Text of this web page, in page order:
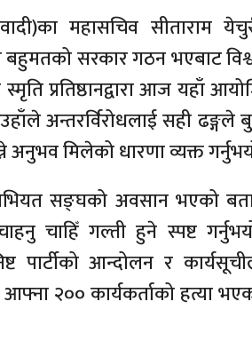
महासचिव सीताराम
बहुमतको सरकार गठन भएबाट
प्रतिष्ठानद्वारा आज यहाँ
अन्तरर्विरोधलाई सही ढङ्गले
अनुभव मिलेको धारणा व्यक्त
सङ्घको अवसान भएको
चाहिँ गल्ती हुने स्पष्ट
पार्टीको आन्दोलन र
२०० कार्यकर्ताको हत्या